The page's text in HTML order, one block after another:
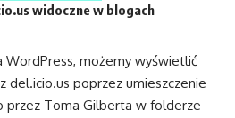
widoczne w blogach
WordPress, możemy wyświetlić
del.icio.us poprzez umieszczenie
przez Toma Gilberta w folderze